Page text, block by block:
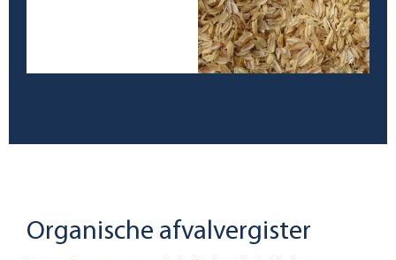
Organische afvalvergister